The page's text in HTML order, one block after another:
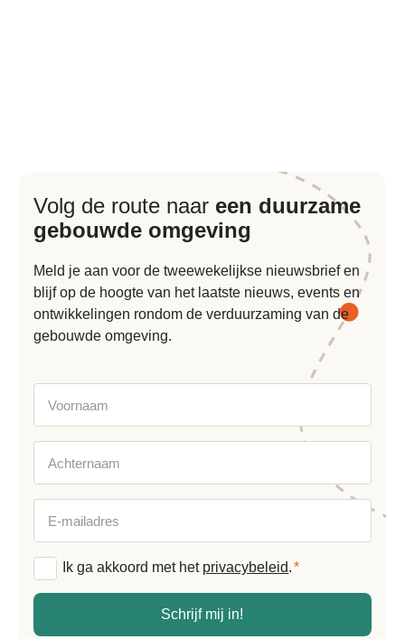
Volg de route naar een duurzame
gebouwde omgeving
Meld je aan voor de tweewekelijkse nieuwsbrief en
blijf op de hoogte van het laatste nieuws, events en
ontwikkelingen rondom de verduurzaming van de
gebouwde omgeving.
mailadres
Algemene
Ik ga akkoord met het privacybeleid.*
Schrijf mij in!